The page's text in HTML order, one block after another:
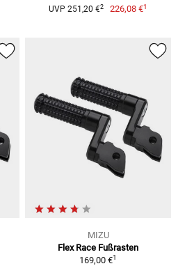
UVP 251,20 €2 226,08 €1
MIZU
Flex Race Fußrasten
169,00 €1